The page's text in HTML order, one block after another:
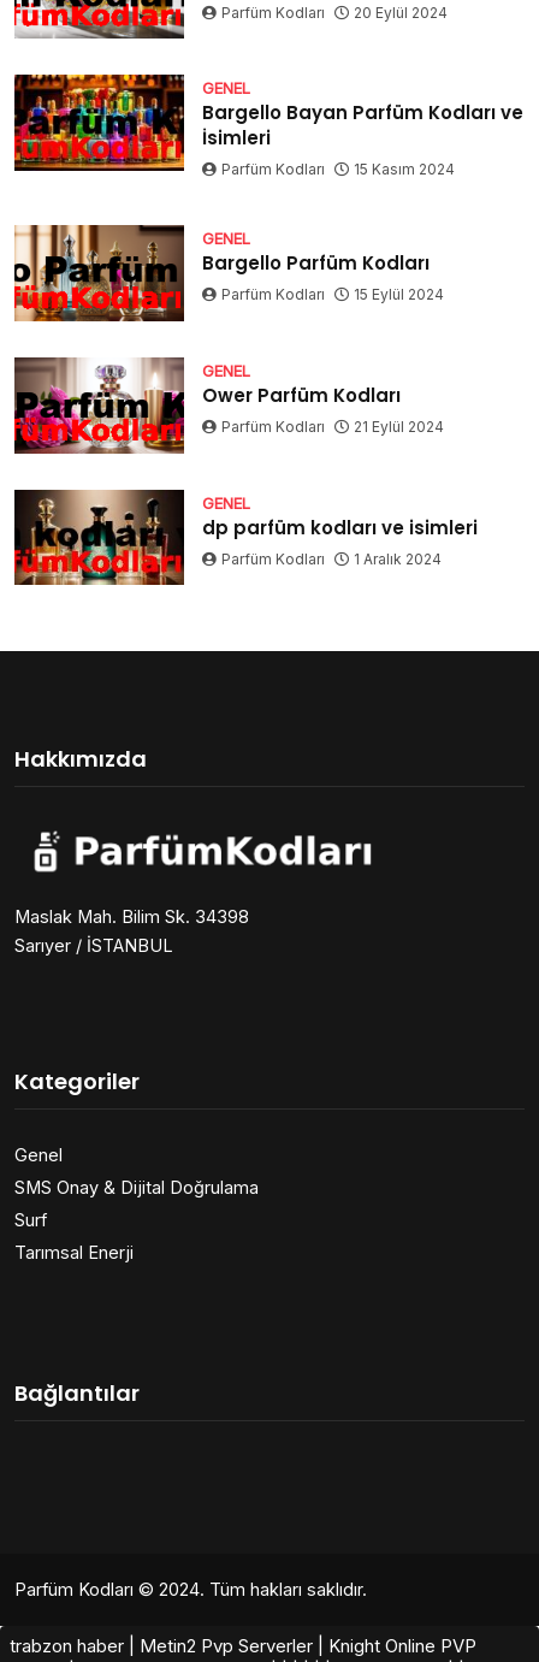
Parfüm Kodları 20 Eylül 2024
GENEL
Bargello Bayan Parfüm Kodları ve
İsimleri
Parfüm Kodları 15 Kasım 2024
GENEL
Bargello Parfüm Kodları
Parfüm Kodları 15 Eylül 2024
GENEL
Ower Parfüm Kodları
Parfüm Kodları 21 Eylül 2024
GENEL
dp parfüm kodları ve isimleri
Parfüm Kodları 1 Aralık 2024
Hakkımızda
Maslak Mah. Bilim Sk. 34398
Sarıyer / İSTANBUL
Kategoriler
Genel
SMS Onay & Dijital Doğrulama
Surf
Tarımsal Enerji
Bağlantılar
Parfüm Kodları © 2024. Tüm hakları saklıdır.
trabzon haber Metin2 Pvp Serverler
Knight Online PVP